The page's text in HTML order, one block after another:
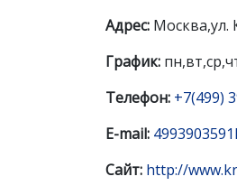
Адрес: Москва,ул.
График:
Телефон: +7(499)
E-mail:
Сайт: http://